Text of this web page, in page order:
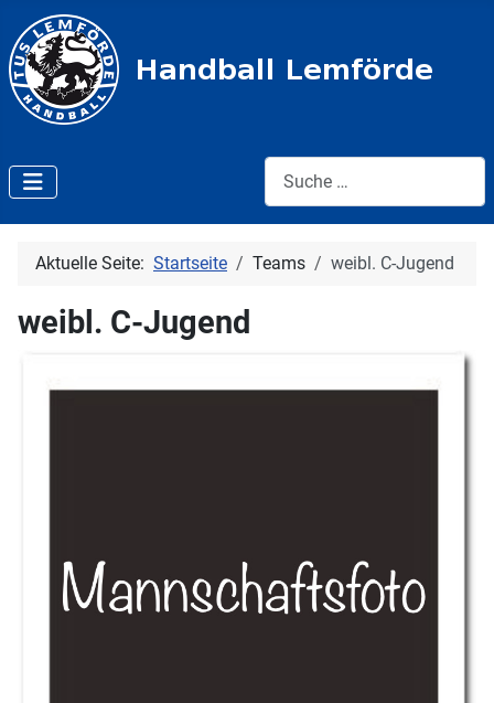
Suche:
Aktuelle Seite: Startseite Teams weibl. C-Jugend
weibl. C-Jugend